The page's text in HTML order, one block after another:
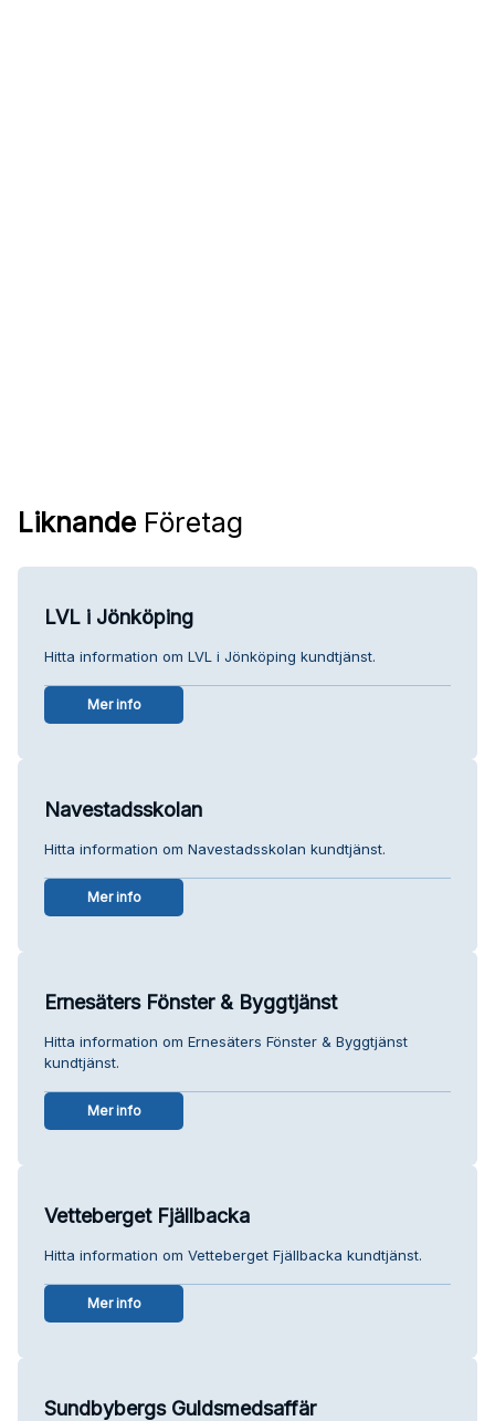
Liknande Företag
LVL i Jönköping
Hitta information om LVL i Jönköping kundtjänst.
Mer info
Navestadsskolan
Hitta information om Navestadsskolan kundtjänst.
Mer info
Ernesäters Fönster & Byggtjänst
Hitta information om Ernesäters Fönster & Byggtjänst
kundtjänst.
Mer info
Vetteberget Fjällbacka
Hitta information om Vetteberget Fjällbacka kundtjänst.
Mer info
Sundbybergs Guldsmedsaffär